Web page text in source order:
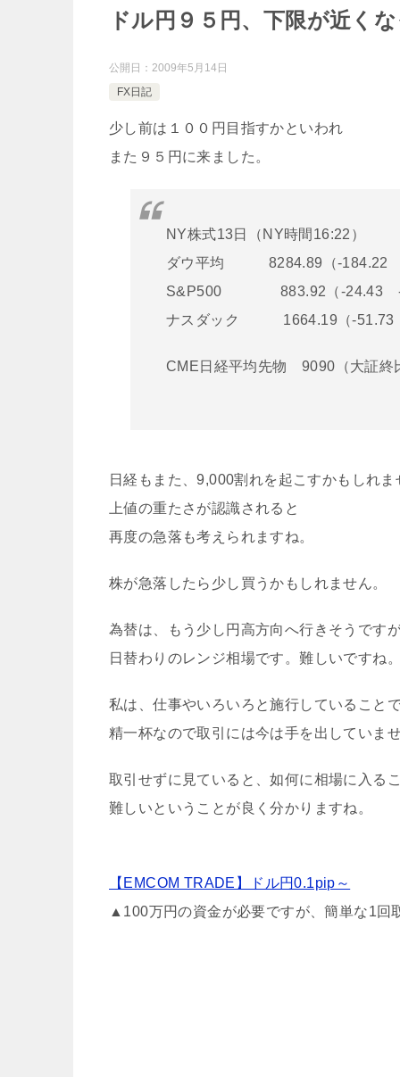
ドル円９５円、下限が近く
公開日： 2009年5月14日
FX日記
少し前は１００円目指すかといわれ
また９５円に来ました。
NY株式13日（NY時間16:22）
ダウ平均 8284.89（-184.22 -
S&P500 883.92（-24.43 -
ナスダック 1664.19（-51.73
CME日経平均先物 9090（大証終
日経もまた、9,000割れを起こすかもしれま
上値の重たさが認識されると
再度の急落も考えられますね。
株が急落したら少し買うかもしれません。
為替は、もう少し円高方向へ行きそうです
日替わりのレンジ相場です。難しいですね。
私は、仕事やいろいろと施行していること
精一杯なので取引には今は手を出していませ
取引せずに見ていると、如何に相場に入る
難しいということが良く分かりますね。
【EMCOM TRADE】ドル円0.1pip～
▲100万円の資金が必要ですが、簡単な1回